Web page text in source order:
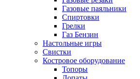
Газовые паяльники
Спиртовки
Грелки
Газ Бензин
Настольные игры
Свистки
Костровое оборудование
Топоры